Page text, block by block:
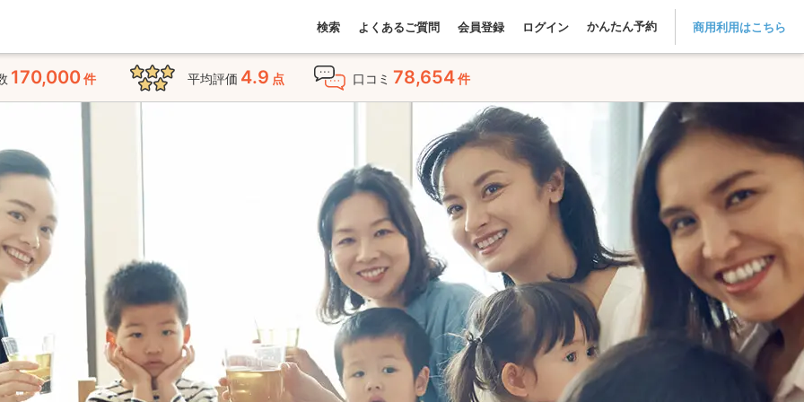
検索 よくあるご質問 会員登録 ログイン かんたん予約 商用利用はこちら
170,000件 平均評価 4.9 点 口コミ 78,654件